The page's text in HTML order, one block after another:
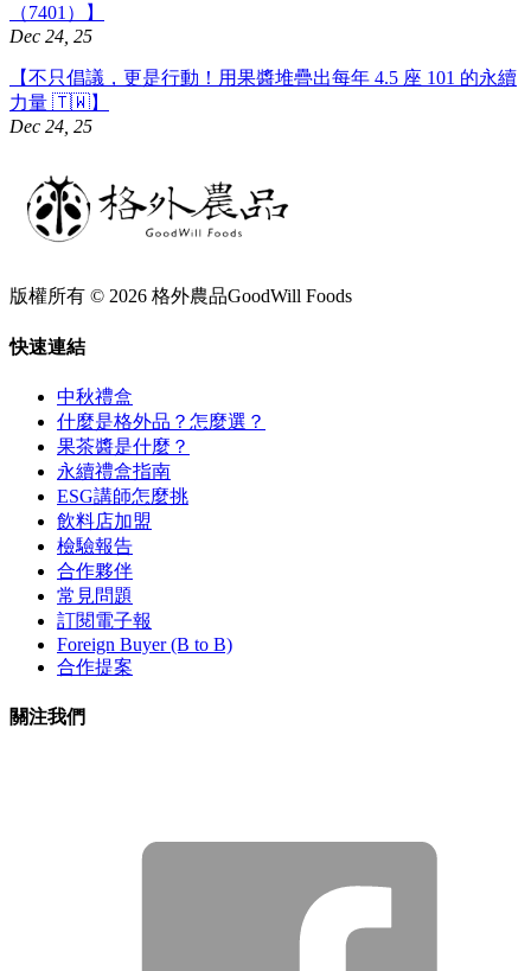
（7401）】
Dec 24, 25
【不只倡議，更是行動！用果醬堆疊出每年 4.5 座 101 的永續
力量 🇹🇼】
Dec 24, 25
版權所有 © 2026 格外農品GoodWill Foods
快速連結
中秋禮盒
什麼是格外品？怎麼選？
果茶醬是什麼？
永續禮盒指南
ESG講師怎麼挑
飲料店加盟
檢驗報告
合作夥伴
常見問題
訂閱電子報
Foreign Buyer (B to B)
合作提案
關注我們